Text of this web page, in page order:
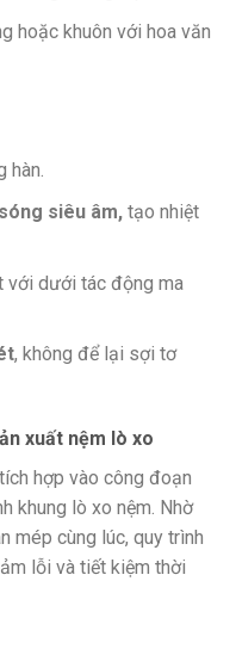
hoặc khuôn với hoa văn
hàn.
siêu âm,tạo nhiệt
với dưới tác động ma
, không để lại sợi tơ
xuất nệm lò xo
hợp vào công đoạn
khung lò xo nệm. Nhờ
mép cùng lúc, quy trình
lỗi và tiết kiệm thời